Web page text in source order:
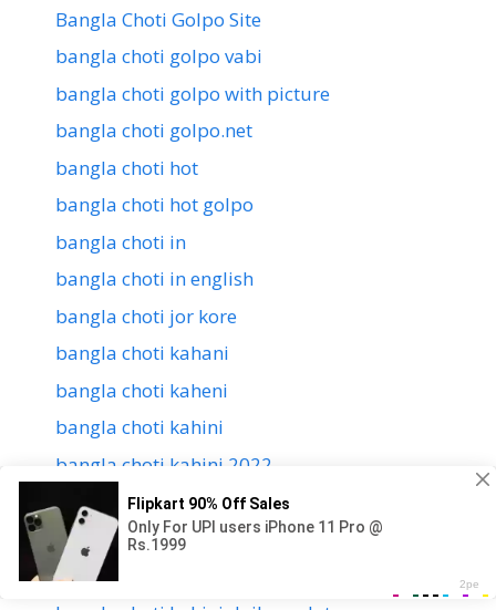
Bangla Choti Golpo Site
bangla choti golpo vabi
bangla choti golpo with picture
bangla choti golpo.net
bangla choti hot
bangla choti hot golpo
bangla choti in
bangla choti in english
bangla choti jor kore
bangla choti kahani
bangla choti kaheni
bangla choti kahini
bangla choti kahini 2022
bangla choti kahini bon
bangla choti kahini com
bangla choti kahini conversation